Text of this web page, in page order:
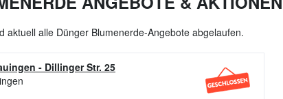
aktuell alle Dünger Blumenerde-Angebote abgelaufen.
- Dillinger Str. 25